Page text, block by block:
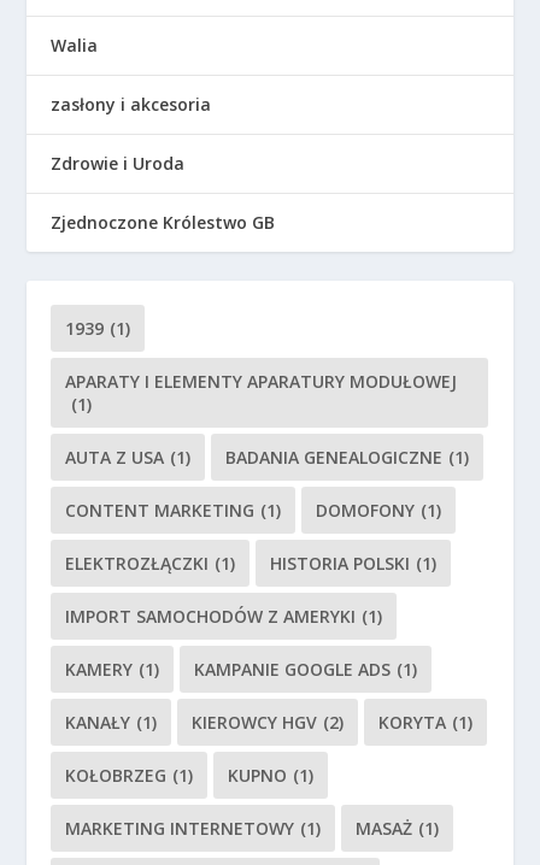
Walia
zasłony i akcesoria
Zdrowie i Uroda
Zjednoczone Królestwo GB
1939 (1)
APARATY I ELEMENTY APARATURY MODUŁOWEJ
(1)
AUTA Z USA (1) BADANIA GENEALOGICZNE (1)
CONTENT MARKETING (1) DOMOFONY (1)
ELEKTROZŁĄCZKI (1) HISTORIA POLSKI (1)
IMPORT SAMOCHODÓW Z AMERYKI (1)
KAMERY (1) KAMPANIE GOOGLE ADS (1)
KANAŁY (1) KIEROWCY HGV (2) KORYTA (1)
KOŁOBRZEG (1) KUPNO (1)
MARKETING INTERNETOWY (1) MASAŻ (1)